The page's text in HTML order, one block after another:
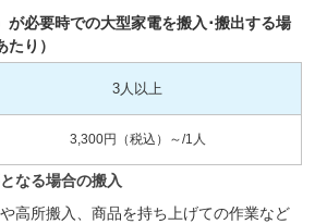
が必要時での大型家電を搬入･搬出する場
り）
3人以上
3,300円（税込）～/1人
なる場合の搬入
高所搬入、商品を持ち上げての作業など